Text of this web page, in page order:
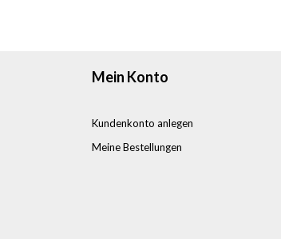
Mein Konto
Kundenkonto anlegen
Meine Bestellungen